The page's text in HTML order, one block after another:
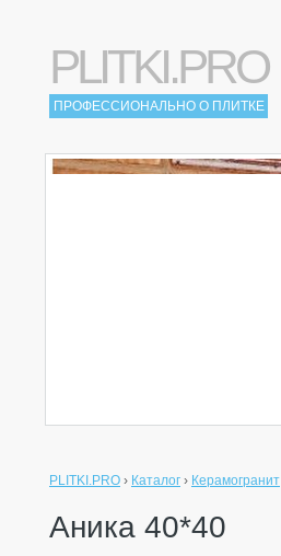
PLITKI.PRO
ПРОФЕССИОНАЛЬНО О ПЛИТКЕ
PLITKI.PRO › Каталог › Керамогранит
Аника 40*40